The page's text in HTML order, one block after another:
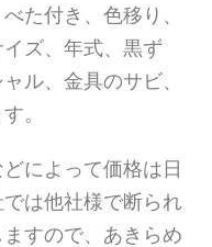
た付き、色移り、
ズ、年式、黒ず
ル、金具のサビ、
。
によって価格は日
は他社様で断られ
すので、あきらめ